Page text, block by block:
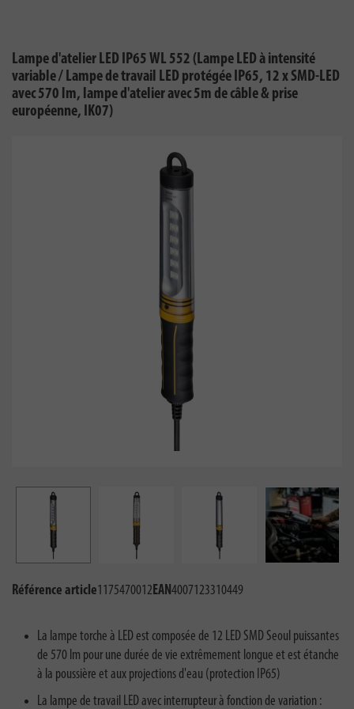
Lampe d'atelier LED IP65 WL 552 (Lampe LED à intensité
variable / Lampe de travail LED protégée IP65, 12 x SMD-LED
avec 570 lm, lampe d'atelier avec 5m de câble & prise
européenne, IK07)
Référence article1175470012EAN4007123310449
La lampe torche à LED est composée de 12 LED SMD Seoul puissantes
de 570 lm pour une durée de vie extrêmement longue et est étanche
à la poussière et aux projections d'eau (protection IP65)
La lampe de travail LED avec interrupteur à fonction de variation :